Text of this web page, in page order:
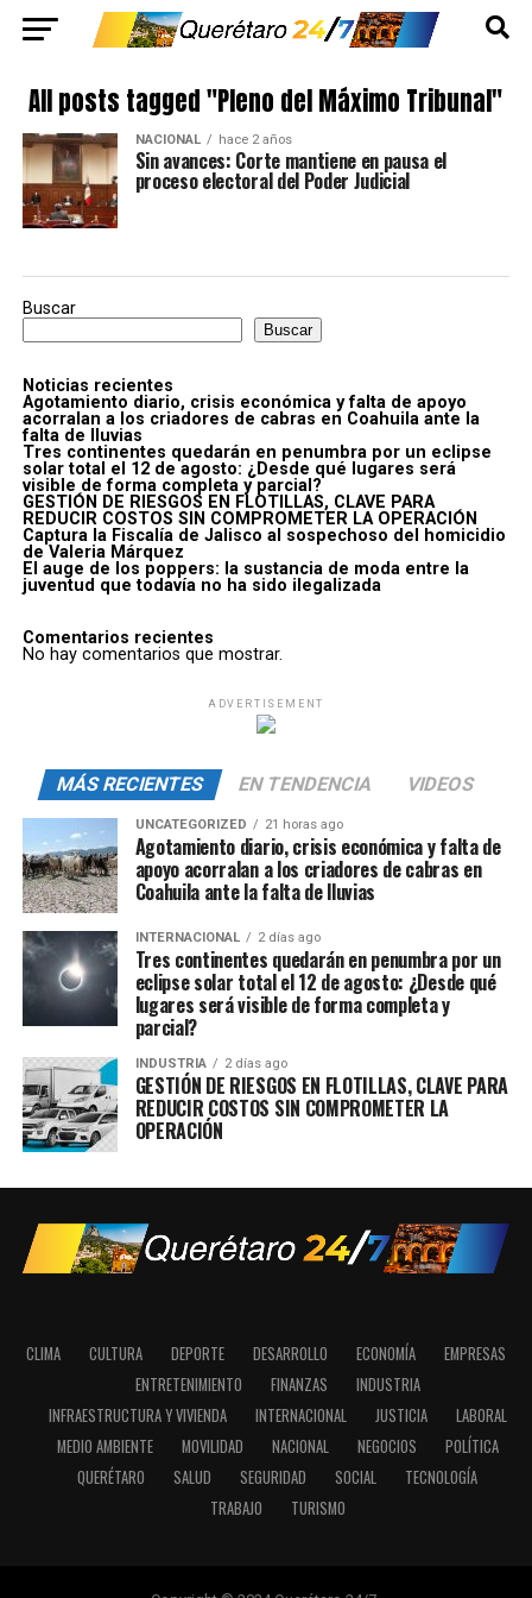
All posts tagged "Pleno del Máximo Tribunal"
NACIONAL hace 2 años
Sin avances: Corte mantiene en pausa el
proceso electoral del Poder Judicial
Buscar
Buscar
Noticias recientes
Agotamiento diario, crisis económica y falta de apoyo
acorralan a los criadores de cabras en Coahuila ante la
falta de lluvias
Tres continentes quedarán en penumbra por un eclipse
solar total el 12 de agosto: ¿Desde qué lugares será
visible de forma completa y parcial?
GESTIÓN DE RIESGOS EN FLOTILLAS, CLAVE PARA
REDUCIR COSTOS SIN COMPROMETER LA OPERACIÓN
Captura la Fiscalía de Jalisco al sospechoso del homicidio
de Valeria Márquez
El auge de los poppers: la sustancia de moda entre la
juventud que todavía no ha sido ilegalizada
Comentarios recientes
No hay comentarios que mostrar.
ADVERTISEMENT
MÁS RECIENTES EN TENDENCIA VIDEOS
UNCATEGORIZED 21 horas ago
Agotamiento diario, crisis económica y falta de
apoyo acorralan a los criadores de cabras en
Coahuila ante la falta de lluvias
INTERNACIONAL 2 días ago
Tres continentes quedarán en penumbra por un
eclipse solar total el 12 de agosto: ¿Desde qué
lugares será visible de forma completa y
parcial?
INDUSTRIA 2 días ago
GESTIÓN DE RIESGOS EN FLOTILLAS, CLAVE PARA
REDUCIR COSTOS SIN COMPROMETER LA
OPERACIÓN
CLIMA CULTURA DEPORTE DESARROLLO ECONOMÍA
EMPRESAS
ENTRETENIMIENTO
FINANZAS
INDUSTRIA
INFRAESTRUCTURA Y VIVIENDA
INTERNACIONAL JUSTICIA
LABORAL
MEDIO AMBIENTE
MOVILIDAD NACIONAL NEGOCIOS
POLÍTICA
QUERÉTARO
SALUD SEGURIDAD SOCIAL
TECNOLOGÍA
TRABAJO
TURISMO